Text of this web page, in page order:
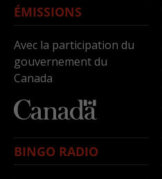
ÉMISSIONS
Avec la participation du
gouvernement du
Canada
BINGO RADIO